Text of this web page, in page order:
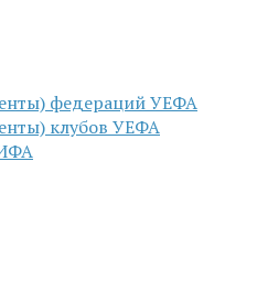
федераций УЕФА
клубов УЕФА